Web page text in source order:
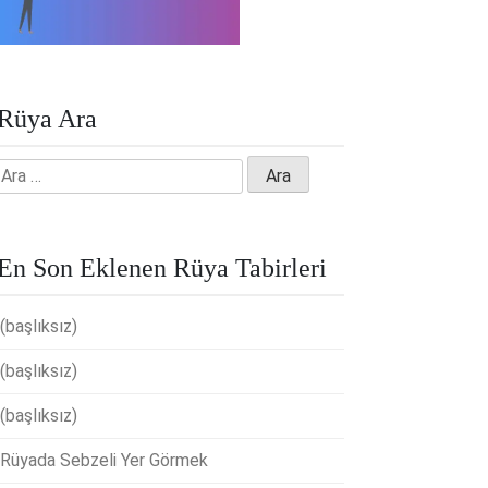
Ara
Son Eklenen Rüya Tabirleri
(başlıksız)
(başlıksız)
(başlıksız)
Rüyada Sebzeli Yer Görmek